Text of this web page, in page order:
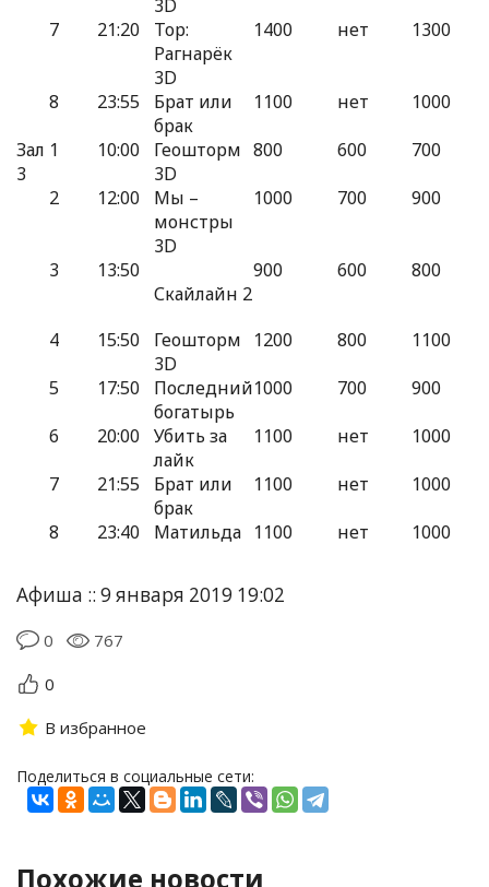
3D
7 21:20
Тор:
Рагнарёк
3D
1400 нет 1300
8 23:55
Брат или
брак
1100 нет
1000
Зал
3
1 10:00
Геошторм
3D
800 600
700
2
12:00
Мы –
монстры
3D
1000 700 900
3
13:50
Скайлайн 2
900 600 800
4 15:50
Геошторм
3D
1200 800
1100
5
17:50
Последний
богатырь
1000 700
900
6
20:00
Убить за
лайк
1100 нет
1000
7
21:55
Брат или
брак
1100 нет
1000
8
23:40 Матильда 1100 нет 1000
Афиша :: 9 января 2019 19:02
0
767
0
В избранное
Поделиться в социальные сети:
Похожие новости